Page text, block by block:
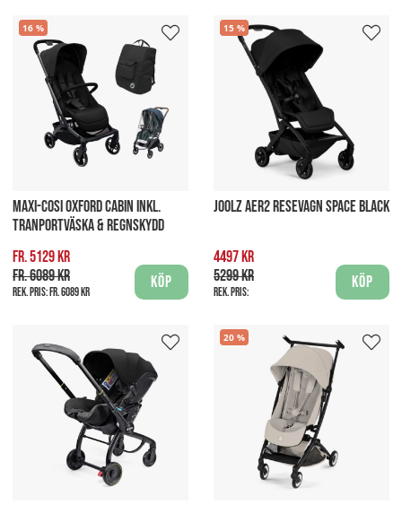
16
MAXI-COSI OXFORD CABIN INKL.
TRANPORTVÄSKA & REGNSKYDD
fr. 5129 kr
fr. 6089 kr
Rek. pris: fr. 6089 kr
Köp
15
JOOLZ AER2 RESEVAGN SPACE BLACK
4497 kr
5299 kr
Rek. pris:
Köp
20